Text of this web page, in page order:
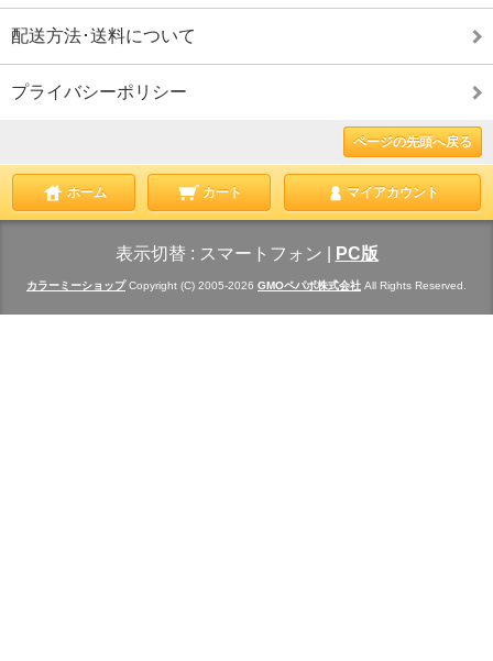
配送方法･送料について
プライバシーポリシー
ページの先頭へ戻る
ホーム カート マイアカウント
表示切替 : スマートフォン PC版
カラーミーショップCopyright (C) 2005-2026 GMOペパボ株式会社 All Rights Reserved.